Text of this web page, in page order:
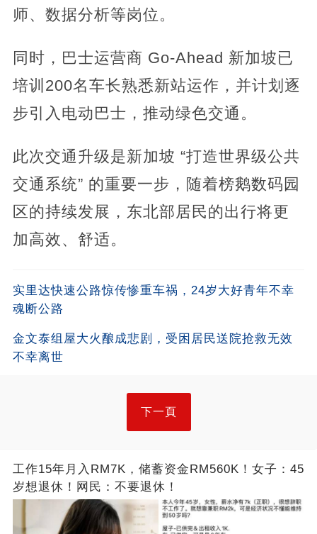
师、数据分析等岗位。
同时，巴士运营商 Go-Ahead 新加坡已
培训200名车长熟悉新站运作，并计划逐
步引入电动巴士，推动绿色交通。
此次交通升级是新加坡 “打造世界级公共
交通系统” 的重要一步，随着榜鹅数码园
区的持续发展，东北部居民的出行将更
加高效、舒适。
实里达快速公路惊传惨重车祸，24岁大好青年不幸
魂断公路
金文泰组屋大火酿成悲剧，受困居民送院抢救无效
不幸离世
下一頁
工作15年月入RM7K，储蓄资金RM560K！女子：45
岁想退休！网民：不要退休！